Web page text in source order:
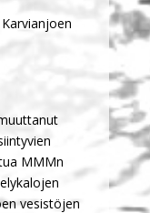
MMMn
vesistöjen